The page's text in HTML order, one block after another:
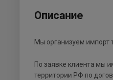
Описание
Мы организуем импорт
По заявке клиента мы
территории РФ по